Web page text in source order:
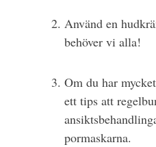
Använd en
behöver vi alla!
Om du har
ett tips att
pormaskarna.